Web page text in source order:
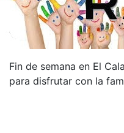
Fin de semana en El
para disfrutar con la